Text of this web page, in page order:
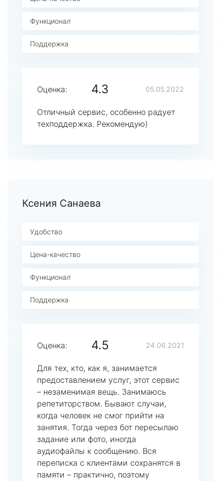
Функционал
Поддержка
Оценка: 4.3 05.05.2022
Отличный сервис, особенно радует
техподдержка. Рекомендую)
Ксения Санаева
Удобство
Цена-качество
Функционал
Поддержка
Оценка: 4.5 24.06.2021
Для тех, кто, как я, занимается
предоставлением услуг, этот сервис
– незаменимая вещь. Занимаюсь
репетиторством. Бывают случаи,
когда человек не смог прийти на
занятия. Тогда через бот пересылаю
задание или фото, иногда
аудиофайлы к сообщению. Вся
переписка с клиентами сохранятся в
памяти – практично, поэтому